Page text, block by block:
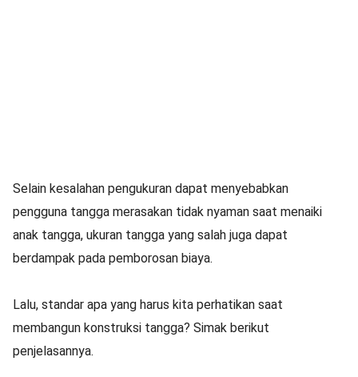
Selain kesalahan pengukuran dapat menyebabkan
pengguna tangga merasakan tidak nyaman saat menaiki
anak tangga, ukuran tangga yang salah juga dapat
berdampak pada pemborosan biaya.
Lalu, standar apa yang harus kita perhatikan saat
membangun konstruksi tangga? Simak berikut
penjelasannya.